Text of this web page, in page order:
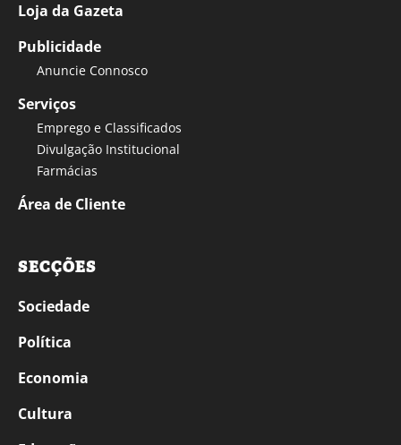
Loja da Gazeta
Publicidade
Anuncie Connosco
Serviços
Emprego e Classificados
Divulgação Institucional
Farmácias
Área de Cliente
SECÇÕES
Sociedade
Política
Economia
Cultura